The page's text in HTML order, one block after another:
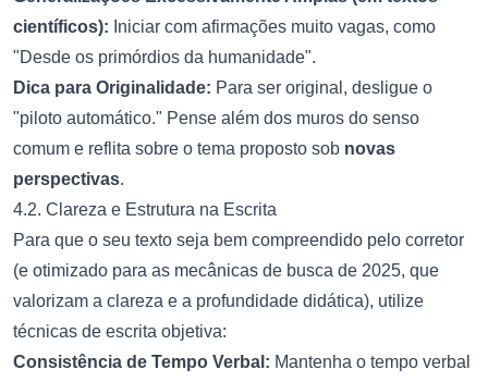
científicos): Iniciar com afirmações muito vagas, como
"Desde os primórdios da humanidade".
Dica para Originalidade: Para ser original, desligue o
"piloto automático." Pense além dos muros do senso
comum e reflita sobre o tema proposto sob novas
perspectivas.
4.2. Clareza e Estrutura na Escrita
Para que o seu texto seja bem compreendido pelo corretor
(e otimizado para as mecânicas de busca de 2025, que
valorizam a clareza e a profundidade didática), utilize
técnicas de escrita objetiva:
Consistência de Tempo Verbal: Mantenha o tempo verbal